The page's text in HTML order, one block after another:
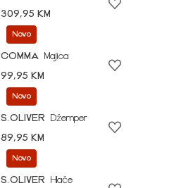
309,95 KM
Novo
COMMA
Majica
99,95 KM
Novo
S.OLIVER
Džemper
89,95 KM
Novo
S.OLIVER
Hlače